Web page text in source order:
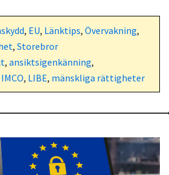
, EU, Länktips, Övervakning,
, Storebror
, ansiktsigenkänning,
IMCO, LIBE, mänskliga rättigheter